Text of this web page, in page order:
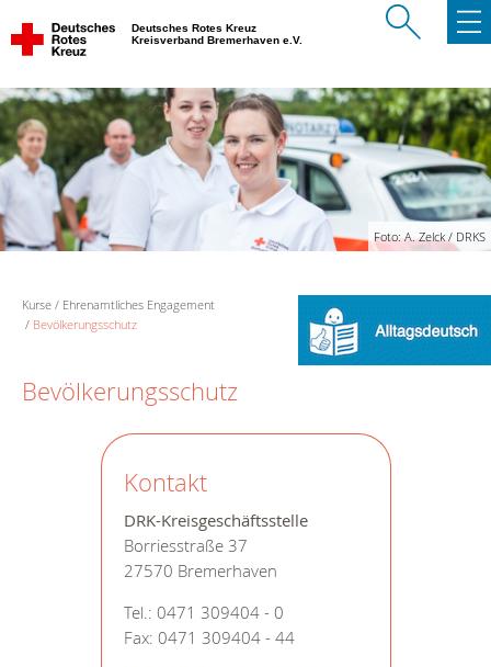
Deutsches Rotes Kreuz
Kreisverband Bremerhaven e.V.
Foto: A. Zelck / DRKS
Kurse
Ehrenamtliches Engagement
Bevölkerungsschutz
Bevölkerungsschutz
Kontakt
DRK-Kreisgeschäftsstelle
Borriesstraße 37
27570 Bremerhaven
Tel.: 0471 309404 - 0
Fax: 0471 309404 - 44